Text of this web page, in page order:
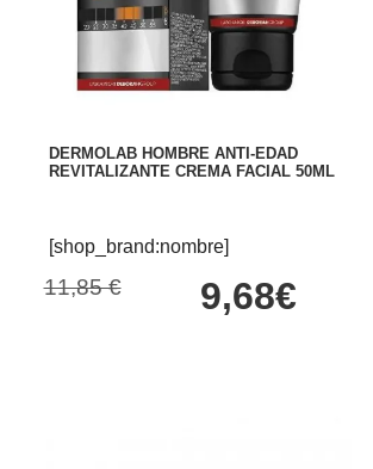
DERMOLAB HOMBRE ANTI-EDAD
REVITALIZANTE CREMA FACIAL 50ML
[shop_brand:nombre]
11,85 € 9,68€